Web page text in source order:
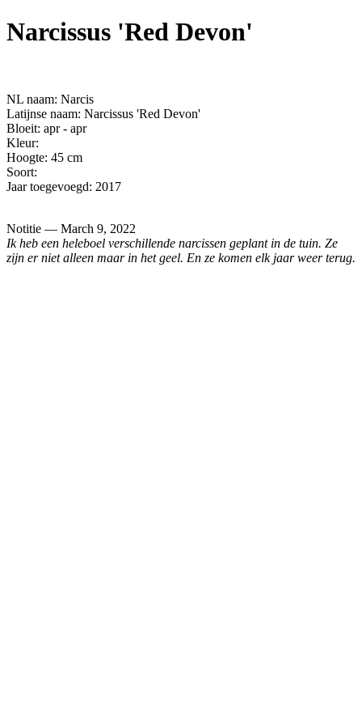
Narcissus 'Red Devon'
NL naam: Narcis
Latijnse naam: Narcissus 'Red Devon'
Bloeit: apr - apr
Kleur:
Hoogte: 45 cm
Soort:
Jaar toegevoegd: 2017
Notitie — March 9, 2022
Ik heb een heleboel verschillende narcissen geplant in de tuin. Ze
zijn er niet alleen maar in het geel. En ze komen elk jaar weer terug.